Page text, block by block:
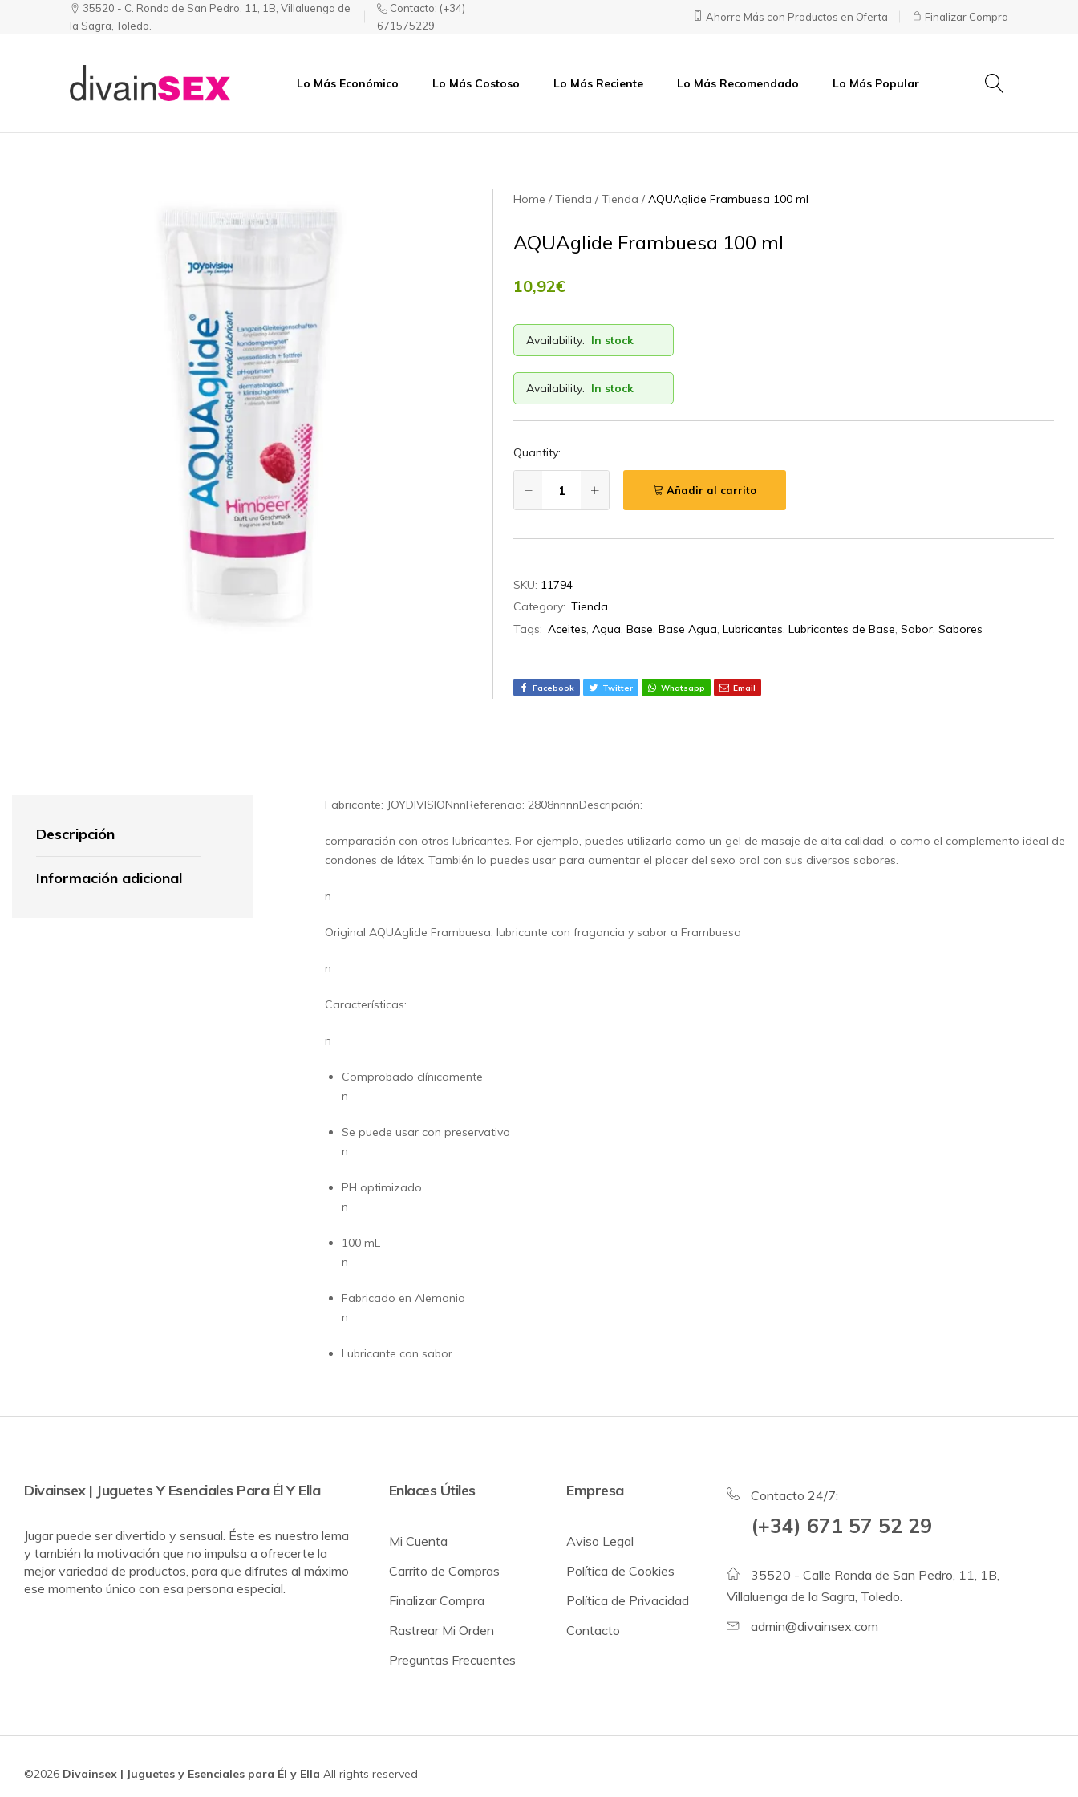
35520 - C. Ronda de San Pedro, 11, 1B, Villaluenga de
la Sagra, Toledo.
Contacto: (+34)
671575229
Ahorre Más con Productos en Oferta Finalizar Compra
|Puede
Lo Más Económico Lo Más Costoso Lo Más Reciente Lo Más Recomendado Lo Más Popular
Home Tienda Tienda AQUAglide Frambuesa 100 ml
AQUAglide Frambuesa 100 ml
10,92€
Availability: In stock
Availability: In stock
Quantity:
Añadir al carrito
SKU: 11794
Category: Tienda
Tags: Aceites,Agua,Base,Base Agua,Lubricantes,Lubricantes de Base,Sabor,Sabores
Facebook Twitter Whatsapp Email
Descripción
Información adicional
Fabricante: JOYDIVISIONnnReferencia: 2808nnnnDescripción:
comparación con otros lubricantes. Por ejemplo, puedes utilizarlo como un gel de masaje de alta calidad, o como el complemento ideal de
condones de látex. También lo puedes usar para aumentar el placer del sexo oral con sus diversos sabores.
n
Original AQUAglide Frambuesa: lubricante con fragancia y sabor a Frambuesa
n
Características:
n
Comprobado clínicamente
n
Se puede usar con preservativo
n
PH optimizado
n
100 mL
n
Fabricado en Alemania
n
Lubricante con sabor
Divainsex | Juguetes Y Esenciales Para Él Y Ella
Jugar puede ser divertido y sensual. Éste es nuestro lema
y también la motivación que no impulsa a ofrecerte la
mejor variedad de productos, para que difrutes al máximo
ese momento único con esa persona especial.
Enlaces Útiles
Mi Cuenta
Carrito de Compras
Finalizar Compra
Rastrear Mi Orden
Preguntas Frecuentes
Empresa
Aviso Legal
Política de Cookies
Política de Privacidad
Contacto
Contacto 24/7:
(+34) 671 57 52 29
35520 - Calle Ronda de San Pedro, 11, 1B,
Villaluenga de la Sagra, Toledo.
admin@divainsex.com
©2026 Divainsex | Juguetes y Esenciales para Él y Ella All rights reserved